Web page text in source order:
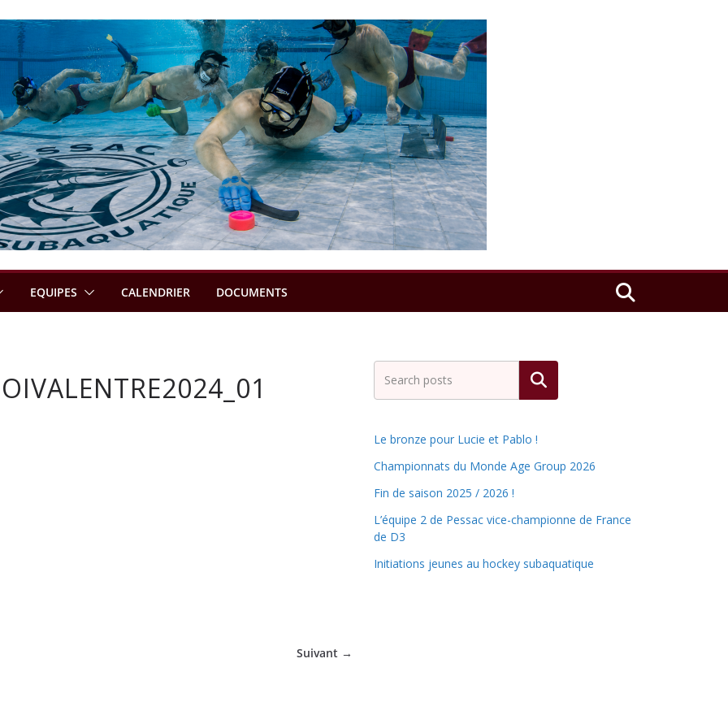
EQUIPES CALENDRIER DOCUMENTS
Suivant →
Rechercher
Le bronze pour Lucie et Pablo !
Championnats du Monde Age Group 2026
Fin de saison 2025 / 2026 !
L’équipe 2 de Pessac vice-championne de France
de D3
Initiations jeunes au hockey subaquatique